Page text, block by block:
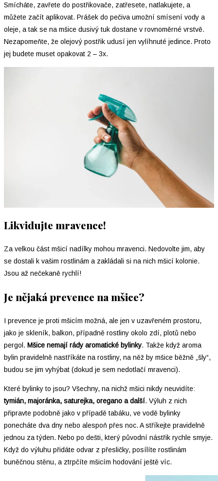
Smícháte, zavřete do postřikovače, zatřesete, natlakujete, a
můžete začít aplikovat. Prášek do pečiva umožní smísení vody a
oleje, a tak se na mšice dusivý tuk dostane v rovnoměrné vrstvě.
Nezapomeňte, že olejový postřik udusí jen vylíhnuté jedince. Proto
jej budete muset opakovat 2 – 3x.
Likvidujte mravence!
Za velkou část mšicí nadílky mohou mravenci. Nedovolte jim, aby
se dostali k vašim rostlinám a zakládali si na nich mšicí kolonie.
Jsou až nečekaně rychlí!
Je nějaká prevence na mšice?
I prevence je proti mšicím možná, ale jen v uzavřeném prostoru,
jako je skleník, balkon, případně rostliny okolo zdí, plotů nebo
pergol. Mšice nemají rády aromatické bylinky. Takže když aroma
bylin pravidelně nastříkáte na rostliny, na něž by mšice běžně „šly“,
budou se jim vyhýbat (dokud je sem nedotlačí mravenci).
Které bylinky to jsou? Všechny, na nichž mšici nikdy neuvidíte:
tymián, majoránka, saturejka, oregano a další. Výluh z nich
připravte podobně jako v případě tabáku, ve vodě bylinky
ponecháte dva dny nebo alespoň přes noc. A stříkejte pravidelně
jednou za týden. Nebo po dešti, který původní nástřik rychle smyje.
Když do výluhu přidáte odvar z přesličky, posílíte rostlinám
buněčnou stěnu, a ztrpčíte mšicím hodování ještě víc.